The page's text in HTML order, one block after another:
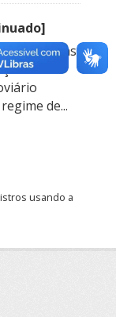
das
do
de...
usando a